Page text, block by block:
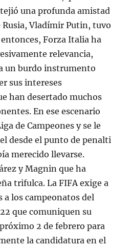
una profunda amistad
Rusia, Vladímir Putin, tuvo
Forza Italia ha
relevancia,
un burdo instrumento
sus intereses
han desertado muchos
En ese escenario
de Campeones y se le
desde el punto de penalti
merecido llevarse.
y Magnin que ha
trifulca. La FIFA exige a
a los campeonatos del
que comuniquen su
2 de febrero para
la candidatura en el